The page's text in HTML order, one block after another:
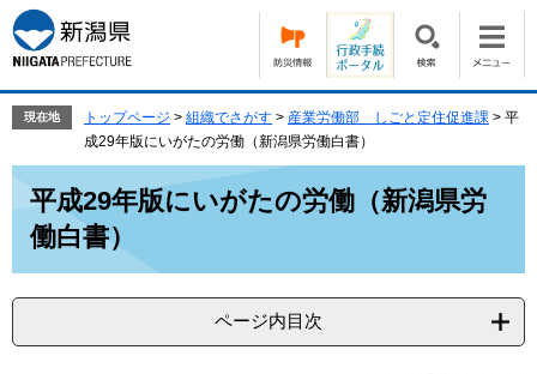
ー
ジ
の
で
す。
ニ
ュ
ー
ば
現在地 トップページ > 組織でさがす > 産業労働部 しごと定住促進課 > 平
成29年版にいがたの労働（新潟県労働白書）
平成29年版にいがたの労働（新潟県労
働白書）
ページ内目次